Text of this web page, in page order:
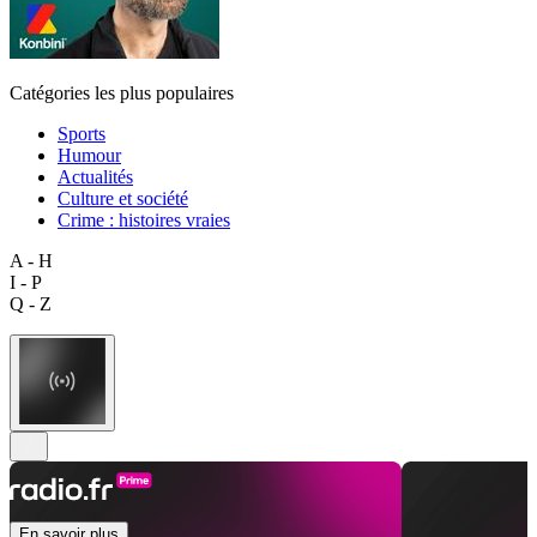
Catégories les plus populaires
Sports
Humour
Actualités
Culture et société
Crime : histoires vraies
A - H
I - P
Q - Z